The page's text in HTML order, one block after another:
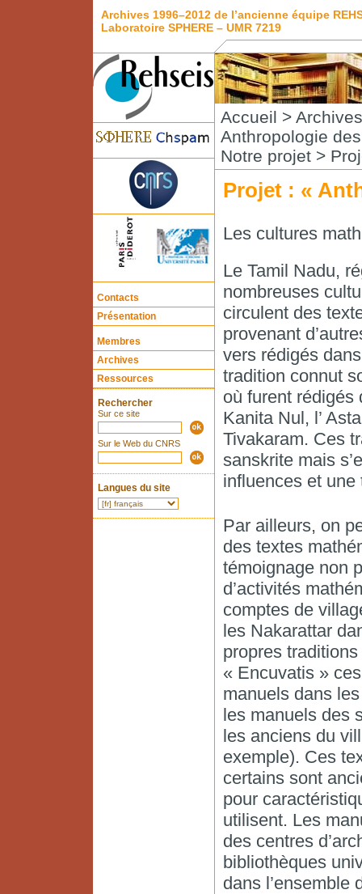
Archives 1996–2012 de l’ancienne équipe
Laboratoire SPHERE – UMR 7219
Contacts
Présentation
Membres
Archives
Ressources
Rechercher
Sur ce site
Sur le Web du CNRS
Langues du site
Accueil > Archives
Anthropologie
Notre projet>
Projet : «
Les cultures
Le Tamil Nadu,
nombreuses
circulent des
provenant
vers rédigés
tradition connut
où furent rédigés
Kanita Nul, l’
Tivakaram. Ces
sanskrite mais
influences et une
Par ailleurs, on
des textes
témoignage non
d’activités
comptes de
les Nakarattar
propres
« Encuvatis »
manuels dans
les manuels des
les anciens du
exemple). Ces
certains sont
pour
utilisent. Les
des centres
bibliothèques
dans l’ensemble